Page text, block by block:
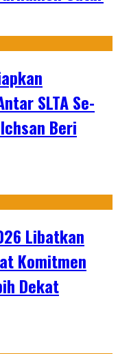
SLTA Se-
Beri
Libatkan
Komitmen
Dekat